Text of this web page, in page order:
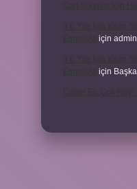
için admin
için